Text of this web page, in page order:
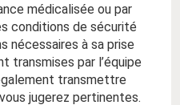
médicalisée ou par
conditions de sécurité
nécessaires à sa prise
transmises par l’équipe
transmettre
jugerez pertinentes.